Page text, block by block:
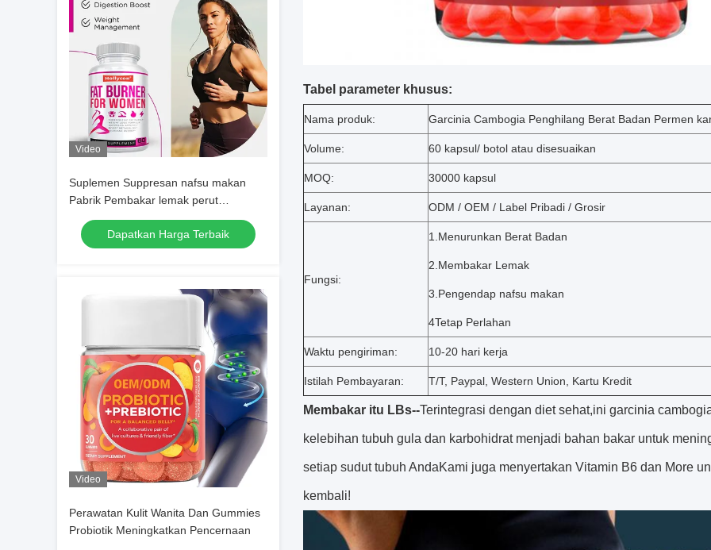
Video
Suplemen Suppresan nafsu makan
Pabrik Pembakar lemak perut
Meningkatkan metabolisme energi
Dapatkan Harga Terbaik
Video
Perawatan Kulit Wanita Dan Gummies
Probiotik Meningkatkan Pencernaan
Tabel parameter khusus:
Nama produk: Garcinia Cambogia Penghilang Berat Badan Permen
Volume: 60 kapsul/ botol atau disesuaikan
MOQ: 30000 kapsul
Layanan: ODM / OEM / Label Pribadi / Grosir
Fungsi:
1. Menurunkan Berat Badan
2. Membakar Lemak
3. Pengendap nafsu makan
4Tetap Perlahan
Waktu pengiriman: 10-20 hari kerja
Istilah Pembayaran: T/T, Paypal, Western Union, Kartu Kredit
Membakar itu LBs--Terintegrasi dengan diet sehat,ini garcinia
kelebihan tubuh gula dan karbohidrat menjadi bahan bakar untuk
setiap sudut tubuh AndaKami juga menyertakan Vitamin B6 dan More
kembali!